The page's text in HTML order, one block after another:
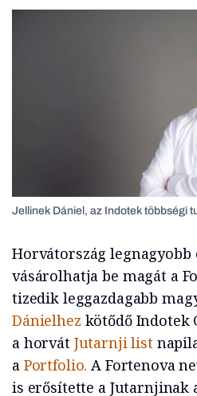
Jellinek Dániel, az Indotek többségi
Horvátország legnagyobb
vásárolhatja be magát a
tizedik leggazdagabb
Dánielhez kötődő Indotek
a horvát Jutarnji list
a Portfolio. A Fortenova
is erősítette a Jutarnjinak